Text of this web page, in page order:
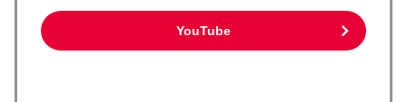
YouTube